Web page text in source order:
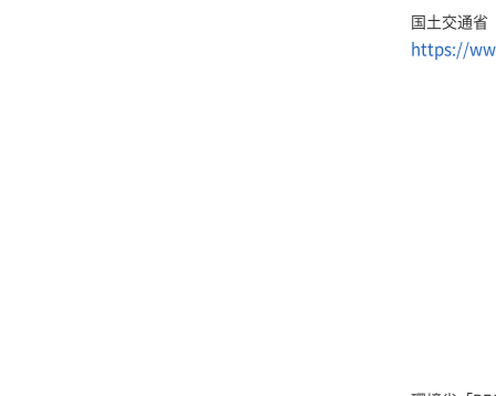
国土交通省
https://